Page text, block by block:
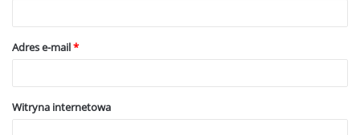
Adres e-mail*
Witryna internetowa